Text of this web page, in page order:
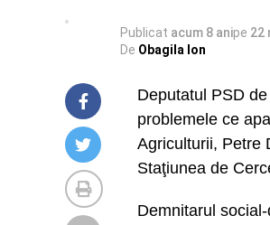
Publicat acum 8 anipe 22
De Obagila Ion
Deputatul PSD
problemele ce
Agriculturii, Petre
Staţiunea de
Demnitarul